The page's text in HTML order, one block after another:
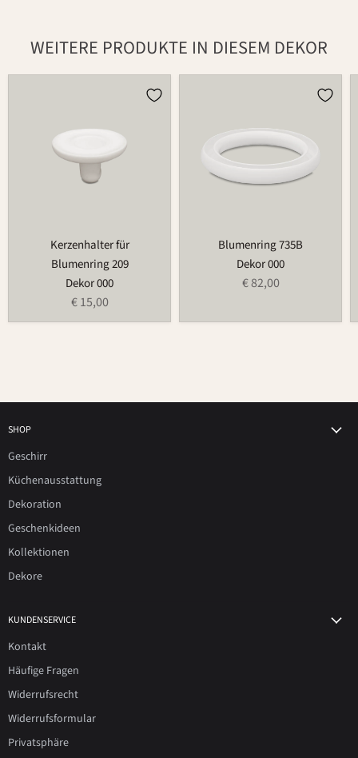
WEITERE PRODUKTE IN DIESEM DEKOR
Kerzenhalter für
Blumenring 209
Dekor 000
€ 15,00
Blumenring 735B
Dekor 000
€ 82,00
SHOP
Geschirr
Küchenausstattung
Dekoration
Geschenkideen
Kollektionen
Dekore
KUNDENSERVICE
Kontakt
Häufige Fragen
Widerrufsrecht
Widerrufsformular
Privatsphäre